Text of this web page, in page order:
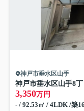
神戸市垂水区山手
神戸市垂水区山手8丁
3,350万円
- / 92.53㎡ / 4LDK /築